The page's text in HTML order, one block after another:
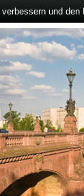
und